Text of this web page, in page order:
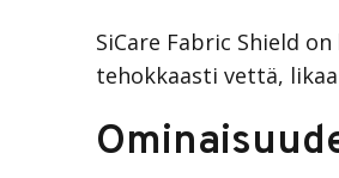
SiCare Fabric Shield on
tehokkaasti vettä,